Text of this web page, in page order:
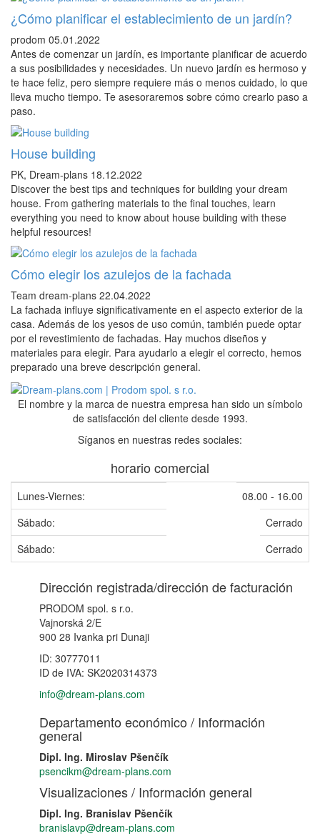
¿Cómo planificar el establecimiento de un jardín?
prodom 05.01.2022
Antes de comenzar un jardín, es importante planificar de acuerdo
a sus posibilidades y necesidades. Un nuevo jardín es hermoso y
te hace feliz, pero siempre requiere más o menos cuidado, lo que
lleva mucho tiempo. Te asesoraremos sobre cómo crearlo paso a
paso.
House building
PK, Dream-plans 18.12.2022
Discover the best tips and techniques for building your dream
house. From gathering materials to the final touches, learn
everything you need to know about house building with these
helpful resources!
Cómo elegir los azulejos de la fachada
Team dream-plans 22.04.2022
La fachada influye significativamente en el aspecto exterior de la
casa. Además de los yesos de uso común, también puede optar
por el revestimiento de fachadas. Hay muchos diseños y
materiales para elegir. Para ayudarlo a elegir el correcto, hemos
preparado una breve descripción general.
El nombre y la marca de nuestra empresa han sido un símbolo
de satisfacción del cliente desde 1993.
Síganos en nuestras redes sociales:
horario comercial
Lunes-Viernes:
08.00 - 16.00
Sábado:
Cerrado
Sábado:
Cerrado
Dirección registrada/dirección de facturación
PRODOM spol. s r.o.
Vajnorská 2/E
900 28 Ivanka pri Dunaji
ID: 30777011
ID de IVA: SK2020314373
info@dream-plans.com
Departamento económico / Información
general
Dipl. Ing. Miroslav Pšenčík
psencikm@dream-plans.com
Visualizaciones / Información general
Dipl. Ing. Branislav Pšenčík
branislavp@dream-plans.com